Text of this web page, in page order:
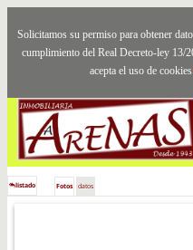
Solicitamos su permiso para obtener
cumplimiento del Real Decreto-ley 13/
acepta el uso de cookies.
listado Fotos datos